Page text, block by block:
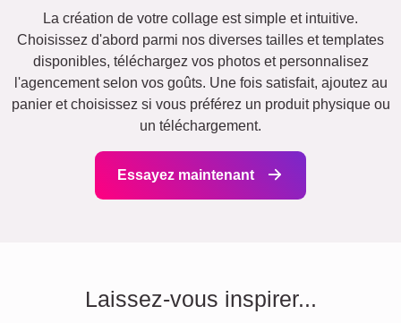
La création de votre collage est simple et intuitive.
Choisissez d'abord parmi nos diverses tailles et templates
disponibles, téléchargez vos photos et personnalisez
l'agencement selon vos goûts. Une fois satisfait, ajoutez au
panier et choisissez si vous préférez un produit physique ou
un téléchargement.
Essayez maintenant
Laissez-vous inspirer...